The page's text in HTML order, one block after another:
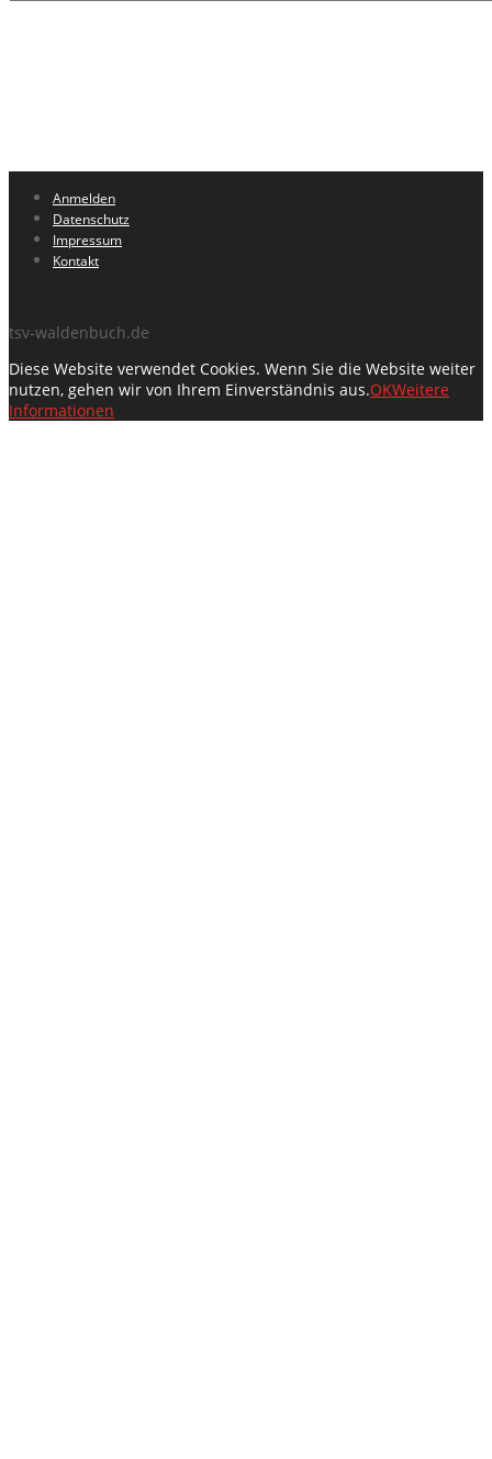
Anmelden
Datenschutz
Impressum
Kontakt
tsv-waldenbuch.de
Diese Website verwendet Cookies. Wenn Sie die Website weiter
nutzen, gehen wir von Ihrem Einverständnis aus.OKWeitere
Informationen